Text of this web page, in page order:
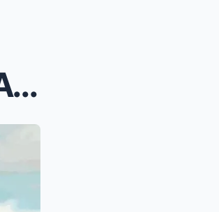
PASABOG! ‘ALDEN RICHARDS’ MAY EMOTE SA...